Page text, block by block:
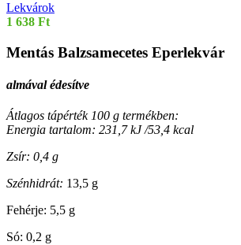
Lekvárok
1 638 Ft
Mentás Balzsamecetes Eperlekvár
almával édesítve
Átlagos tápérték 100 g termékben:
Energia tartalom: 231,7 kJ /53,4 kcal
Zsír: 0,4 g
Szénhidrát: 13,5 g
Fehérje: 5,5 g
Só: 0,2 g